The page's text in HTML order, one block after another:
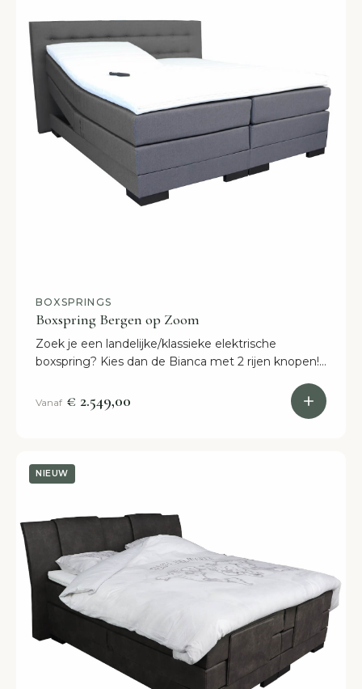
BOXSPRINGS
Boxspring Bergen op Zoom
Zoek je een landelijke/klassieke elektrische
boxspring? Kies dan de Bianca met 2 rijen knopen!
winkel in Breda.
Vanaf € 2.549,00
NIEUW